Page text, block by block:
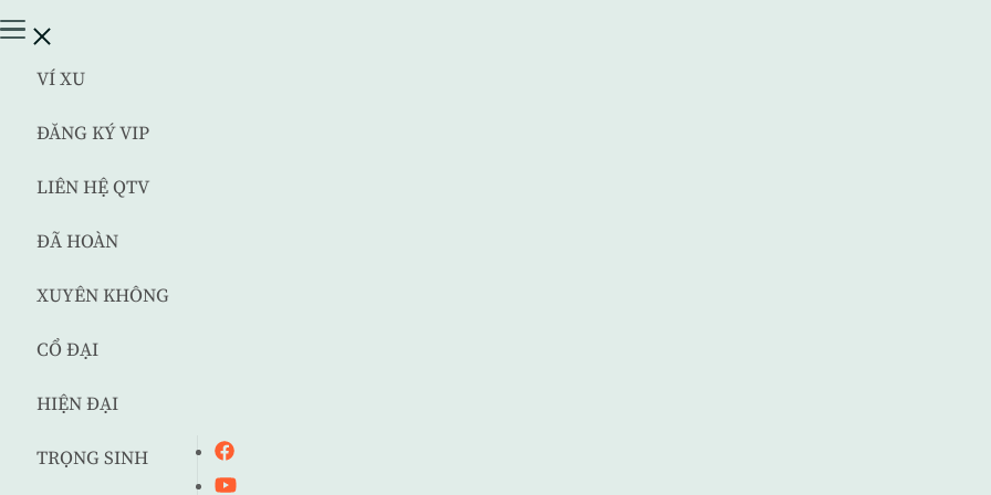
VÍ XU
ĐĂNG KÝ VIP
LIÊN HỆ QTV
ĐÃ HOÀN
XUYÊN KHÔNG
CỔ ĐẠI
HIỆN ĐẠI
TRỌNG SINH